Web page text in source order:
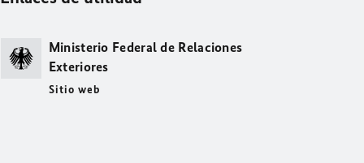
Ministerio Federal de Relaciones
Exteriores
Sitio web